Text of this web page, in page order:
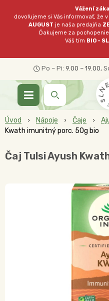
Vážení
dovoľujeme si Vás informovať, že v
AUGUST je naša predajňa
Ďakujeme za
Váš tím BIO -
Po – Pi: 9.00 – 19.00,
Úvod Nápoje Čaje
Kwath imunitný porc. 50g bio
Čaj Tulsi Ayush